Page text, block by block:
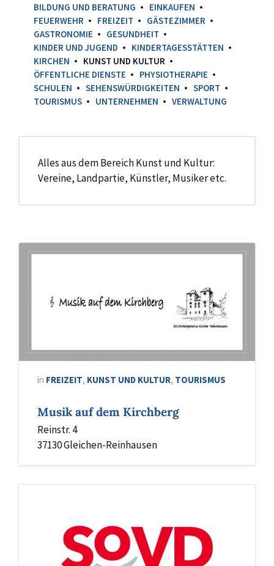
BILDUNG UND BERATUNG
EINKAUFEN
FEUERWEHR
FREIZEIT
GÄSTEZIMMER
GASTRONOMIE
GESUNDHEIT
KINDER UND JUGEND
KINDERTAGESSTÄTTEN
KIRCHEN
KUNST UND KULTUR
ÖFFENTLICHE DIENSTE
PHYSIOTHERAPIE
SCHULEN
SEHENSWÜRDIGKEITEN
SPORT
TOURISMUS
UNTERNEHMEN VERWALTUNG
Alles aus dem Bereich Kunst und Kultur:
Vereine, Landpartie, Künstler, Musiker etc.
Musik
Kirchberg
Reinhausen
in FREIZEIT, KUNST UND KULTUR, TOURISMUS
Musik auf dem Kirchberg
Reinstr. 4
37130 Gleichen-Reinhausen